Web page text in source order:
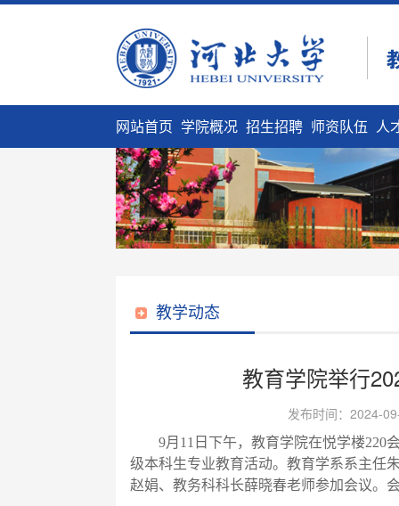
网站首页 学院概况 招生招聘 师资队伍 人
教学动态
教育学院举行
发布时间：2024-
9月1 1 日下午，教育学院在悦学楼220
级本科生专业教育活动。教育学系系主任
赵娟、教务科科长薛晓春老师参加会议。